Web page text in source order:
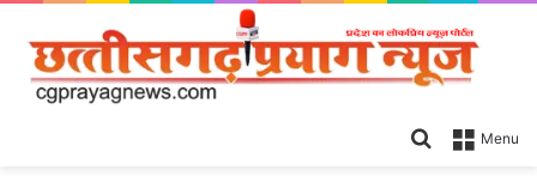
Menu
Search